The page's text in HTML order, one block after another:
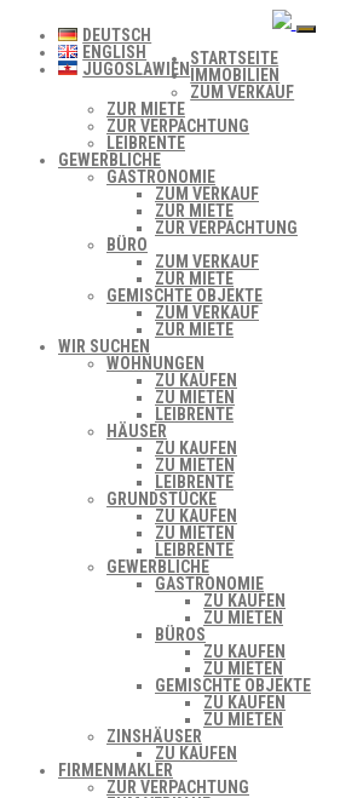
DEUTSCH
ENGLISH
JUGOSLAWIEN
STARTSEITE
IMMOBILIEN
ZUM VERKAUF
ZUR MIETE
ZUR VERPACHTUNG
LEIBRENTE
GEWERBLICHE
GASTRONOMIE
ZUM VERKAUF
ZUR MIETE
ZUR VERPACHTUNG
BÜRO
ZUM VERKAUF
ZUR MIETE
GEMISCHTE OBJEKTE
ZUM VERKAUF
ZUR MIETE
WIR SUCHEN
WOHNUNGEN
ZU KAUFEN
ZU MIETEN
LEIBRENTE
HÄUSER
ZU KAUFEN
ZU MIETEN
LEIBRENTE
GRUNDSTÜCKE
ZU KAUFEN
ZU MIETEN
LEIBRENTE
GEWERBLICHE
GASTRONOMIE
ZU KAUFEN
ZU MIETEN
BÜROS
ZU KAUFEN
ZU MIETEN
GEMISCHTE OBJEKTE
ZU KAUFEN
ZU MIETEN
ZINSHÄUSER
ZU KAUFEN
FIRMENMAKLER
ZUR VERPACHTUNG